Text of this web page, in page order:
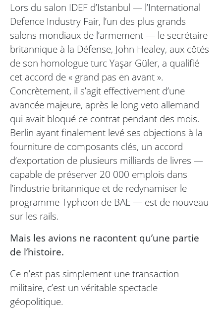
Lors du salon IDEF d’Istanbul — l’International
Defence Industry Fair, l’un des plus grands
salons mondiaux de l’armement — le secrétaire
britannique à la Défense, John Healey, aux côtés
de son homologue turc Yaşar Güler, a qualifié
cet accord de « grand pas en avant ».
Concrètement, il s’agit effectivement d’une
avancée majeure, après le long veto allemand
qui avait bloqué ce contrat pendant des mois.
Berlin ayant finalement levé ses objections à la
fourniture de composants clés, un accord
d’exportation de plusieurs milliards de livres —
capable de préserver 20 000 emplois dans
l’industrie britannique et de redynamiser le
programme Typhoon de BAE — est de nouveau
sur les rails.
Mais les avions ne racontent qu’une partie
de l’histoire.
Ce n’est pas simplement une transaction
militaire, c’est un véritable spectacle
géopolitique.